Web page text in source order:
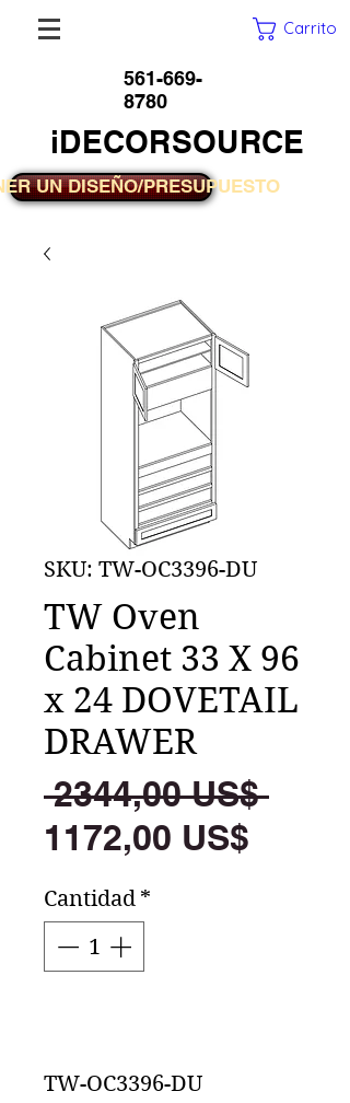
Carrito
561-669-
8780
iDECORSOURCE
UN DISEÑO/PRESUPUESTO
SKU: TW-OC3396-DU
TW Oven
Cabinet 33 X 96
x 24 DOVETAIL
DRAWER
2344,00 US$
1172,00 US$
Cantidad *
TW-OC3396-DU